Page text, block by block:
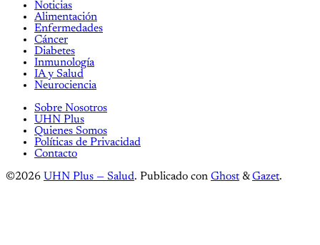
Noticias
Alimentación
Enfermedades
Cáncer
Diabetes
Inmunología
IA y Salud
Neurociencia
Sobre Nosotros
UHN Plus
Quienes Somos
Políticas de Privacidad
Contacto
©2026 UHN Plus — Salud. Publicado con Ghost &Gazet.